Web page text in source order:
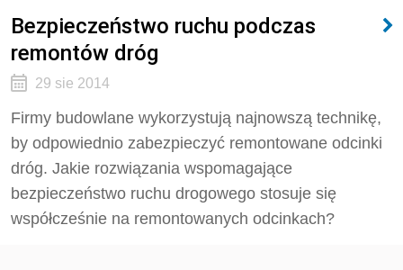
Bezpieczeństwo ruchu podczas
remontów dróg
29 sie 2014
Firmy budowlane wykorzystują najnowszą technikę,
by odpowiednio zabezpieczyć remontowane odcinki
dróg. Jakie rozwiązania wspomagające
bezpieczeństwo ruchu drogowego stosuje się
współcześnie na remontowanych odcinkach?